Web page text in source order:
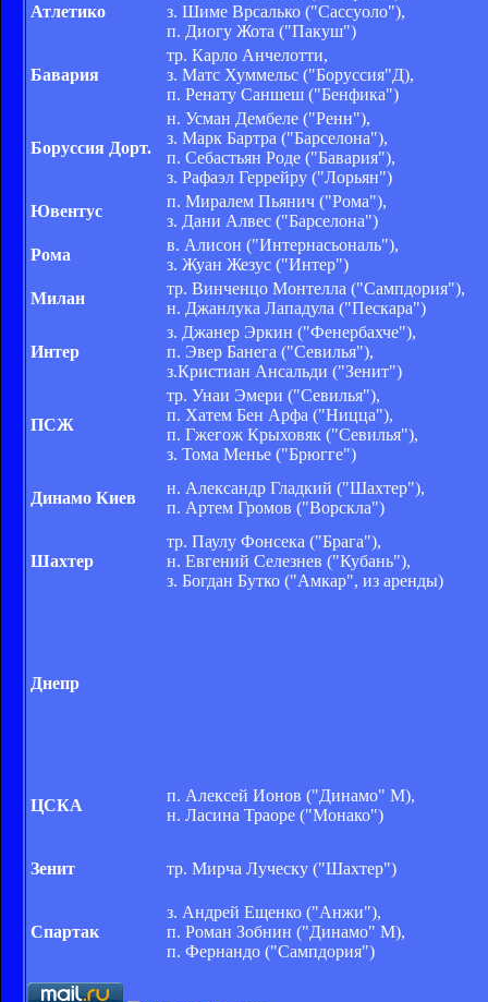
Атлетико
з. Шиме Врсалько ("Сассуоло"),
п. Диогу Жота ("Пакуш")
Бавария
тр. Карло Анчелотти,
з. Матс Хуммельс ("Боруссия"Д),
п. Ренату Саншеш ("Бенфика")
Боруссия Дорт.
н. Усман Дембеле ("Ренн"),
з. Марк Бартра ("Барселона"),
п. Себастьян Роде ("Бавария"),
з. Рафаэл Геррейру ("Лорьян")
Ювентус
п. Миралем Пьянич ("Рома"),
з. Дани Алвес ("Барселона")
Рома
в. Алисон ("Интернасьональ"),
з. Жуан Жезус ("Интер")
Милан
тр. Винченцо Монтелла ("Сампдория"),
н. Джанлука Лападула ("Пескара")
Интер
з. Джанер Эркин ("Фенербахче"),
п. Эвер Банега ("Севилья"),
з.Кристиан Ансальди ("Зенит")
ПСЖ
тр. Унаи Эмери ("Севилья"),
п. Хатем Бен Арфа ("Ницца"),
п. Гжегож Крыховяк ("Севилья"),
з. Тома Менье ("Брюгге")
Динамо Киев
н. Александр Гладкий ("Шахтер"),
п. Артем Громов ("Ворскла")
Шахтер
тр. Паулу Фонсека ("Брага"),
н. Евгений Селезнев ("Кубань"),
з. Богдан Бутко ("Амкар", из аренды)
Днепр
ЦСКА
п. Алексей Ионов ("Динамо" М),
н. Ласина Траоре ("Монако")
Зенит тр. Мирча Луческу ("Шахтер")
Спартак
з. Андрей Ещенко ("Анжи"),
п. Роман Зобнин ("Динамо" М),
п. Фернандо ("Сампдория")